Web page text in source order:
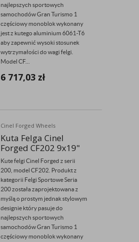
najlepszych sportowych
samochodów Gran Turismo 1
częściowy monoblok wykonany
jest z kutego aluminium 6061-T6
aby zapewnić wysoki stosunek
wytrzymałości do wagi felgi.
Model CF...
6 717,03 zł
Cinel Forged Wheels
Kuta Felga Cinel
Forged CF202 9x19"
Kute felgi Cinel Forged z serii
200, model CF202. Produkt z
kategorii Felgi Sportowe Seria
200 została zaprojektowana z
myślą o prostym jednak stylowym
designie który pasuje do
najlepszych sportowych
samochodów Gran Turismo 1
częściowy monoblok wykonany